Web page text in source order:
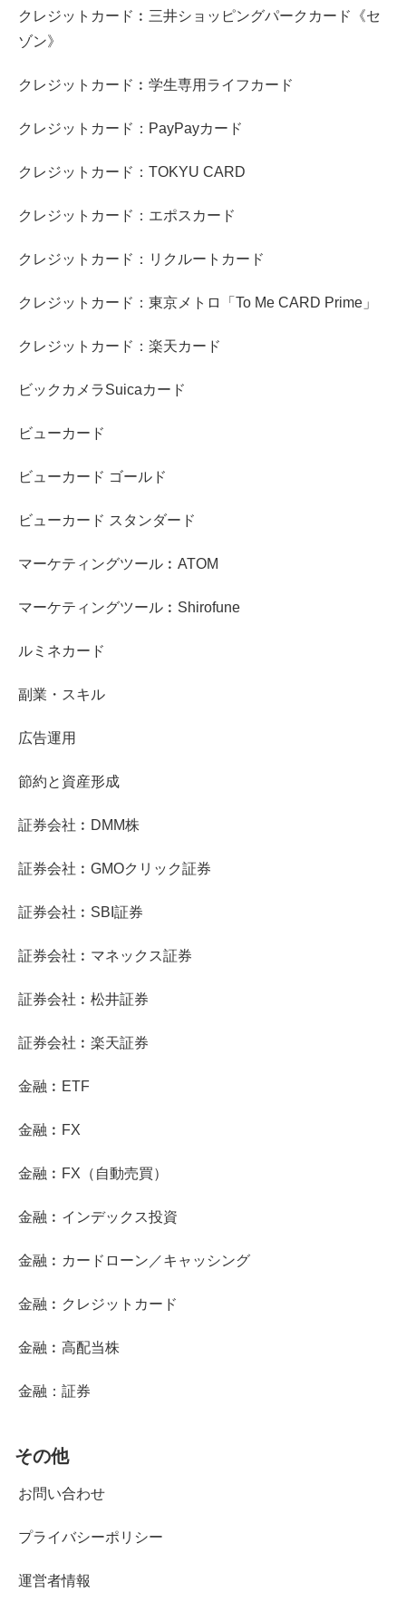
クレジットカード︰三井ショッピングパークカード《セ
ゾン》
クレジットカード︰学生専用ライフカード
クレジットカード：PayPayカード
クレジットカード：TOKYU CARD
クレジットカード：エポスカード
クレジットカード：リクルートカード
クレジットカード：東京メトロ「To Me CARD Prime」
クレジットカード：楽天カード
ビックカメラSuicaカード
ビューカード
ビューカード ゴールド
ビューカード スタンダード
マーケティングツール︰ATOM
マーケティングツール︰Shirofune
ルミネカード
副業・スキル
広告運用
節約と資産形成
証券会社︰DMM株
証券会社︰GMOクリック証券
証券会社︰SBI証券
証券会社︰マネックス証券
証券会社︰松井証券
証券会社︰楽天証券
金融︰ETF
金融︰FX
金融︰FX（自動売買）
金融︰インデックス投資
金融︰カードローン／キャッシング
金融︰クレジットカード
金融︰高配当株
金融：証券
その他
お問い合わせ
プライバシーポリシー
運営者情報